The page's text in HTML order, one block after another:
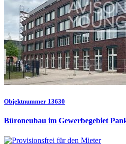
Objektnummer 13630
Büroneubau im Gewerbegebiet